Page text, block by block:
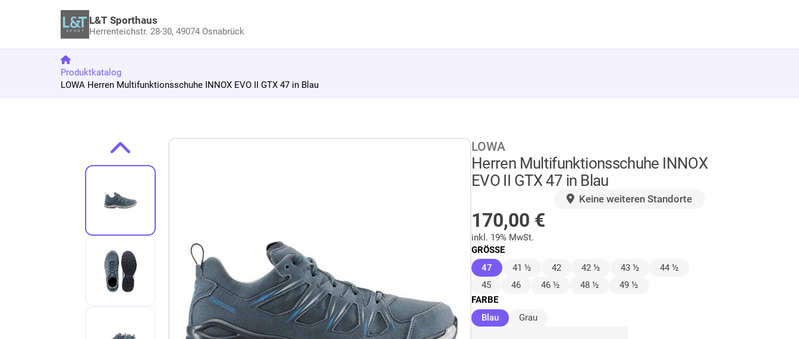
L&T Sporthaus
Herrenteichstr. 28-30,49074 Osnabrück
Produktkatalog
LOWA Herren Multifunktionsschuhe INNOX EVO II GTX 47 in Blau
Zur Produktbeschreibung springen LOWA
Herren Multifunktionsschuhe INNOX
EVO II GTX 47 in Blau
Keine weiteren Standorte
170,00 €
inkl. 19% MwSt.
GRÖSSE
47 (ausgewählt)
41 ½ 42 42 ½ 43 ½
44 ½
45
46 46 ½ 48 ½
49 ½
FARBE
Blau(ausgewählt)
Grau